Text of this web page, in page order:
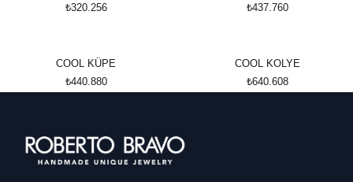
₺320.256
₺437.760
COOL KÜPE
₺440.880
COOL KOLYE
₺640.608